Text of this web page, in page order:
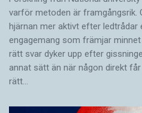
varför metoden är
hjärnan mer aktivt ­efter ledtrådar
engagemang som främjar
rätt svar dyker upp efter
annat sätt än när någon direkt
rätt…